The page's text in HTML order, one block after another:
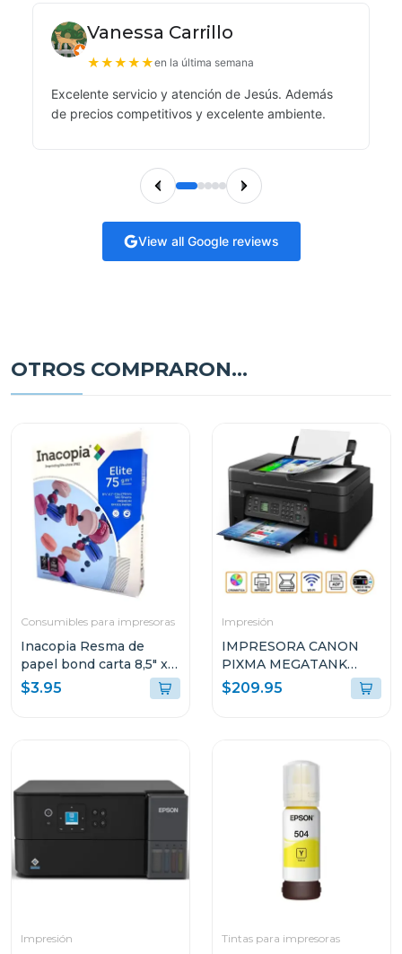
Vanessa Carrillo
★★★★★en la última semana
Excelente servicio y atención de Jesús. Además
de precios competitivos y excelente ambiente.
View all Google reviews
OTROS COMPRARON...
Consumibles para impresoras
Inacopia Resma de
papel bond carta 8,5" x
11" elite 75 500 hojas 20
lb
$3.95
Impresión
IMPRESORA CANON
PIXMA MEGATANK
INALÁMBRICA
MULTIFUNCIONAL G417
$209.95
Impresión Tintas para impresoras